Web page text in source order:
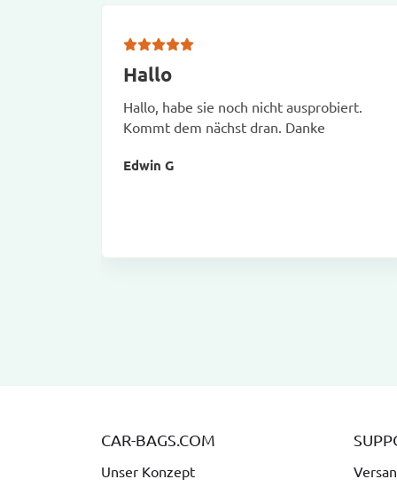
Hallo
Hallo, habe sie noch nicht ausprobiert.
Kommt dem nächst dran. Danke
Edwin G
CAR-BAGS.COM
Unser Konzept